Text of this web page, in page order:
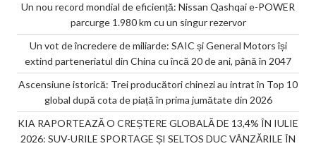
Un nou record mondial de eficiență: Nissan Qashqai e-POWER
parcurge 1.980 km cu un singur rezervor
Un vot de încredere de miliarde: SAIC și General Motors își
extind parteneriatul din China cu încă 20 de ani, până în 2047
Ascensiune istorică: Trei producători chinezi au intrat în Top 10
global după cota de piață în prima jumătate din 2026
KIA RAPORTEAZĂ O CREȘTERE GLOBALĂ DE 13,4% ÎN IULIE
2026: SUV-URILE SPORTAGE ȘI SELTOS DUC VÂNZĂRILE ÎN